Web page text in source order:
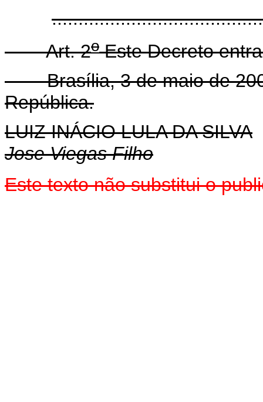
Art. 2oEste Decreto
Brasília, 3 de maio de
República.
LUIZ INÁCIO LULA DA SILVA
Jose Viegas Filho
Este texto não substitui o